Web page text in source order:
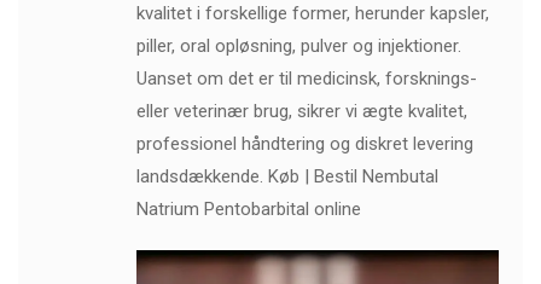
kvalitet i forskellige former, herunder kapsler,
piller, oral opløsning, pulver og injektioner.
Uanset om det er til medicinsk, forsknings-
eller veterinær brug, sikrer vi ægte kvalitet,
professionel håndtering og diskret levering
landsdækkende. Køb | Bestil Nembutal
Natrium Pentobarbital online